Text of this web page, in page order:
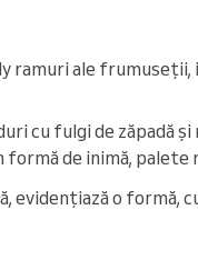
ramuri ale frumuseții,
cu fulgi de zăpadă
formă de inimă, palete
evidențiază o formă,